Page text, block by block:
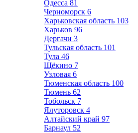
Одесса 81
Черноморск 6
Харьковская область 103
Харьков 96
Дергачи 3
Тульская область 101
Тула 46
Щёкино 7
Узловая 6
Тюменская область 100
Тюмень 62
Тобольск 7
Ялуторовск 4
Алтайский край 97
Барнаул 52